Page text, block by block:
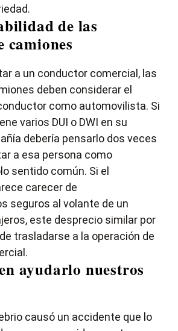
de las
camiones
a un conductor comercial, las
deben considerar el
como automovilista. Si
varios DUI o DWI en su
debería pensarlo dos veces
a esa persona como
sentido común. Si el
carecer de
seguros al volante de un
este desprecio similar por
trasladarse a la operación de
ayudarlo nuestros
causó un accidente que lo